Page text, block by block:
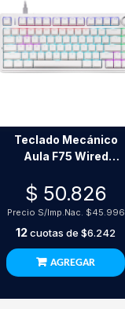
Teclado Mecánico
Aula F75 Wired
Outemu Red White
$ 50.826
Precio S/Imp.Nac. $45.996
12cuotas de$6.242
AGREGAR